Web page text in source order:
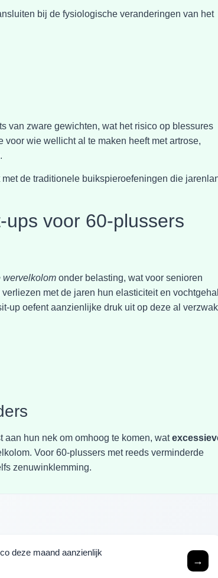
bij de fysiologische veranderingen van het
van zware gewichten, wat het risico op blessures
wie wellicht al te maken heeft met artrose,
de traditionele buikspieroefeningen die
ups voor 60-plussers
wervelkolom onder belasting, wat voor senioren
met de jaren hun elasticiteit en
up oefent aanzienlijke druk uit op deze al
hun nek om omhoog te komen, wat
Voor 60-plussers met reeds verminderde
zenuwinklemming.
deze maand aanzienlijk
→